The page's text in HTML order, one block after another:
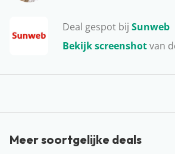
Deal gespot bij Sunweb
Bekijk screenshotvan
Meer soortgelijke deals